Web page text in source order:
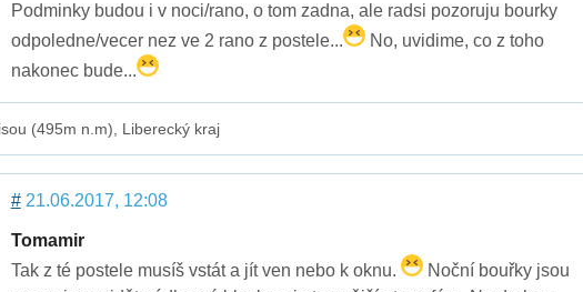
Podminky budou i v noci/rano, o tom zadna, ale radsi pozoruju bourky
odpoledne/vecer nez ve 2 rano z postele...
No, uvidime, co z toho
nakonec bude...
(495m n.m), Liberecký kraj
#21.06.2017, 12:08
Tomamir
Tak z té postele musíš vstát a jít ven nebo k oknu.
Noční bouřky jsou